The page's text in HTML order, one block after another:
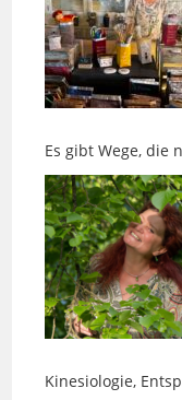
Es gibt Wege, die
Kinesiologie,